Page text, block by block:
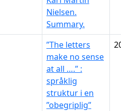
Nielsen.
Summary.
”The letters
make no sense
at all ….” :
språklig
struktur i en
”obegriplig”